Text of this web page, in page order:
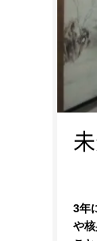
3年
や